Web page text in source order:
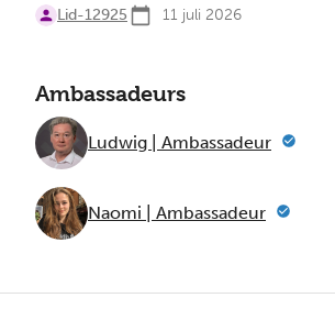
Lid-12925 11 juli 2026
Ambassadeurs
Ludwig | Ambassadeur
Naomi | Ambassadeur